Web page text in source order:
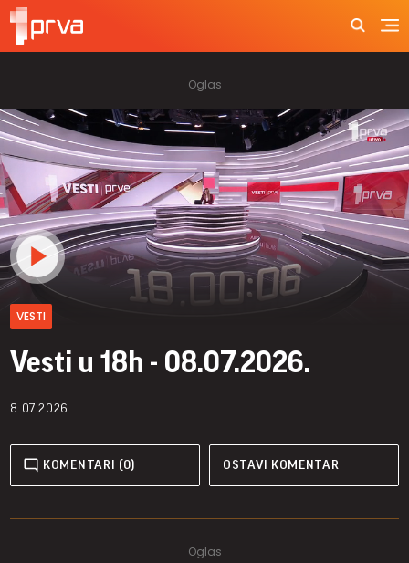
VESTI
Vesti u 18h - 08.07.2026.
8.07.2026.
KOMENTARI (0) OSTAVI KOMENTAR